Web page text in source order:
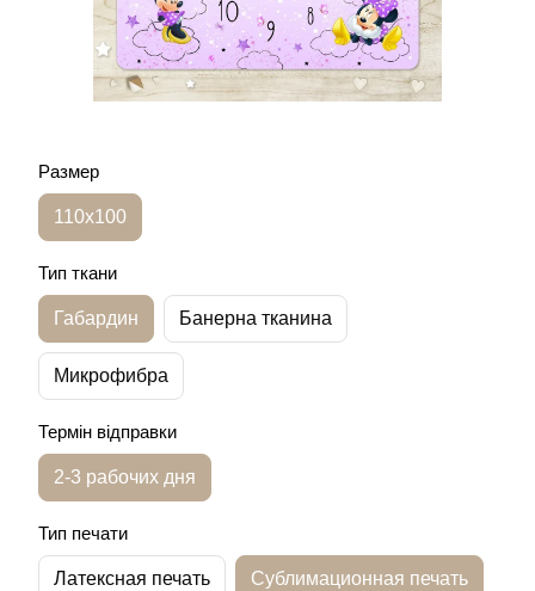
Размер
110х100
Тип ткани
Габардин Банерна тканина
Микрофибра
Термін відправки
2-3 рабочих дня
Тип печати
Латексная печать Сублимационная печать